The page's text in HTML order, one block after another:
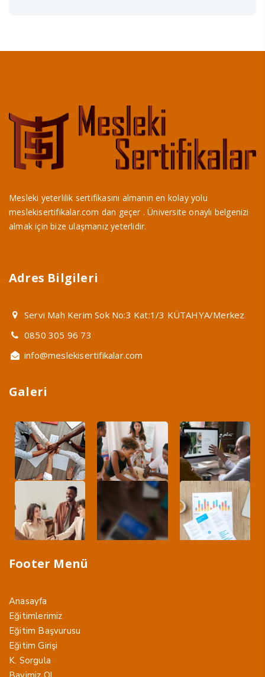
Mesleki yeterlilik sertifikasını almanın en kolay yolu
meslekisertifikalar.com dan geçer . Üniversite onaylı belgenizi
almak için bize ulaşmanız yeterlidir.
Adres Bilgileri
Servi Mah Kerim Sok No:3 Kat:1/3 KÜTAHYA/Merkez
0850 305 96 73
info@meslekisertifikalar.com
Galeri
Footer Menü
Anasayfa
Eğitimlerimiz
Eğitim Başvurusu
Eğitim Girişi
K. Sorgula